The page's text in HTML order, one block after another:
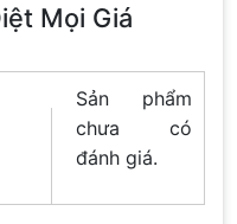
Mọi Giá
Sản phẩm
chưa có
đánh giá.